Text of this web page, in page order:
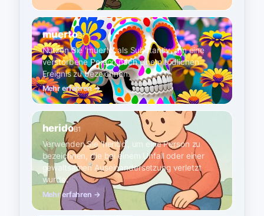
muertoB1
Nutzen Sie 'muerto' als Substantiv, um eine
verstorbene Person nach einem tödlichen
Ereignis zu bezeichnen.
Mehr erfahren →
heridoB1
Verwenden Sie 'herido', um eine Person zu
bezeichnen, die bei einem Unfall oder einer
gewaltsamen Auseinandersetzung verletzt
wurde.
Mehr erfahren →